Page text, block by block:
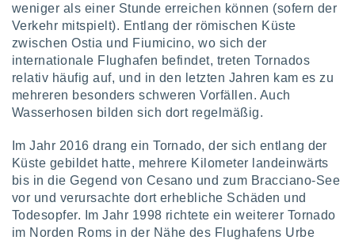
von
durch
von
der
zur
Inhalten.
und
durch
weniger als einer Stunde erreichen können (sofern der
Verkehr mitspielt). Entlang der römischen Küste
zwischen Ostia und Fiumicino, wo sich der
internationale Flughafen befindet, treten Tornados
relativ häufig auf, und in den letzten Jahren kam es zu
mehreren besonders schweren Vorfällen. Auch
Wasserhosen bilden sich dort regelmäßig.
Im Jahr 2016 drang ein Tornado, der sich entlang der
Küste gebildet hatte, mehrere Kilometer landeinwärts
bis in die Gegend von Cesano und zum Bracciano-See
vor und verursachte dort erhebliche Schäden und
Todesopfer. Im Jahr 1998 richtete ein weiterer Tornado
im Norden Roms in der Nähe des Flughafens Urbe